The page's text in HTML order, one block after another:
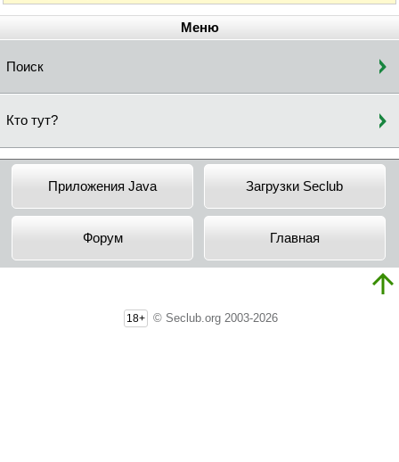
Меню
Поиск
Кто тут?
Приложения Java Загрузки Seclub
Форум Главная
18+ © Seclub.org 2003-2026